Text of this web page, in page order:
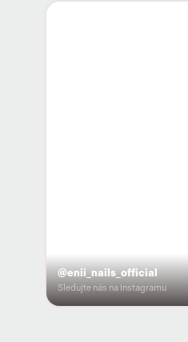
@enii_nails_official
Sledujte nás na Instagramu